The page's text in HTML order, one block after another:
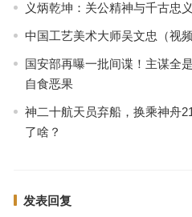
义炳乾坤：关公精神与千古忠
中国工艺美术大师吴文忠（视频
国安部再曝一批间谍！主谋全
自食恶果
神二十航天员弃船，换乘神舟
了啥？
发表回复